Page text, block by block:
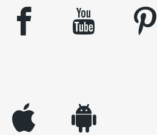
facebook youtube pinterest
appleinc android